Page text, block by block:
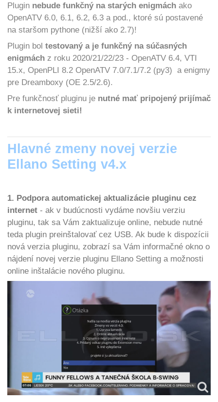
Plugin nebude funkčný na starých enigmách ako
OpenATV 6.0, 6.1, 6.2, 6.3 a pod., ktoré sú postavené
na staršom pythone (nižší ako 2.7)!
Plugin bol testovaný a je funkčný na súčasných
enigmách z roku 2020/21/22/23 - OpenATV 6.4, VTI
15.x, OpenPLI 8.2 OpenATV 7.0/7.1/7.2 (py3) a enigmy
pre Dreamboxy (OE 2.5/2.6).
Pre funkčnosť pluginu je nutné mať pripojený prijímač
k internetovej sieti!
Hlavné zmeny novej verzie
Ellano Setting v4.x
1. Podpora automatickej aktualizácie pluginu cez
internet - ak v budúcnosti vydáme novšiu verziu
pluginu, tak sa Vám zaktualizuje online, nebude nutné
teda plugin preinštalovať cez USB. Ak bude k dispozícii
nová verzia pluginu, zobrazí sa Vám informačné okno o
nájdení novej verzie pluginu Ellano Setting a možnosti
online inštalácie nového pluginu.